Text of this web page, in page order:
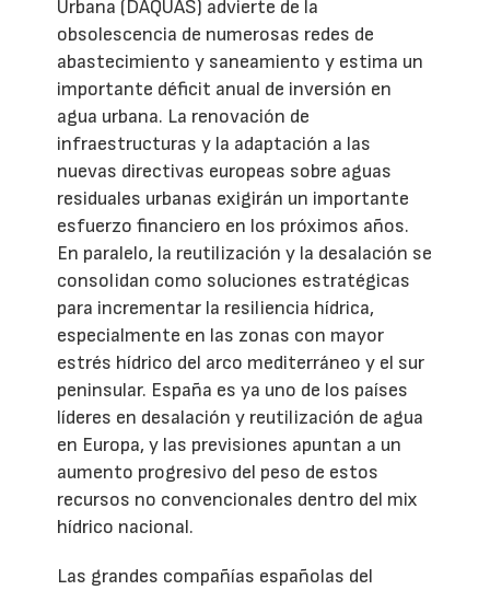
Urbana (DAQUAS) advierte de la
obsolescencia de numerosas redes de
abastecimiento y saneamiento y estima un
importante déficit anual de inversión en
agua urbana. La renovación de
infraestructuras y la adaptación a las
nuevas directivas europeas sobre aguas
residuales urbanas exigirán un importante
esfuerzo financiero en los próximos años.
En paralelo, la reutilización y la desalación se
consolidan como soluciones estratégicas
para incrementar la resiliencia hídrica,
especialmente en las zonas con mayor
estrés hídrico del arco mediterráneo y el sur
peninsular. España es ya uno de los países
líderes en desalación y reutilización de agua
en Europa, y las previsiones apuntan a un
aumento progresivo del peso de estos
recursos no convencionales dentro del mix
hídrico nacional.
Las grandes compañías españolas del